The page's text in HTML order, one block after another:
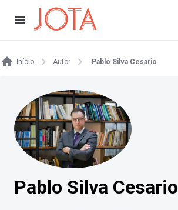
Início Autor Pablo Silva Cesario
Pablo Silva Cesario